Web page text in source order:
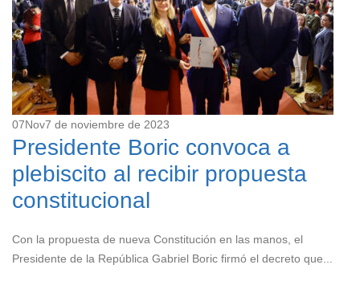
07Nov7 de noviembre de 2023
Presidente Boric convoca a
plebiscito al recibir propuesta
constitucional
Con la propuesta de nueva Constitución en las manos, el
Presidente de la República Gabriel Boric firmó el decreto que...